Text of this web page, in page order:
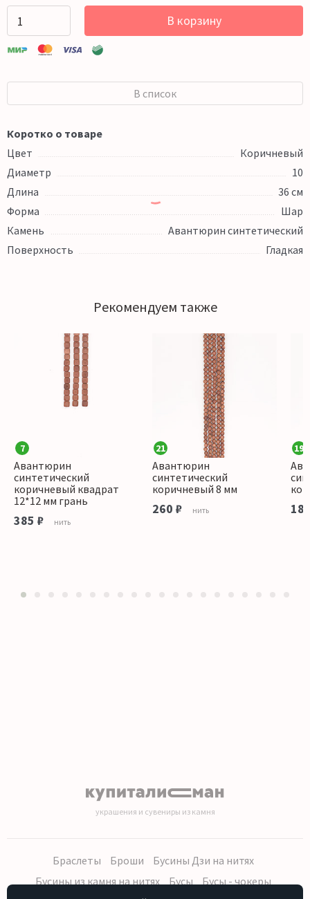
В корзину
В список
Коротко о товаре
Цвет
Коричневый
Диаметр
10
Длина
36 см
Форма
Шар
Камень
Авантюрин синтетический
Поверхность
Гладкая
Рекомендуем также
7
Авантюрин
синтетический
коричневый квадрат
12*12 мм грань
385 ₽ нить
21
Авантюрин
синтетический
коричневый 8 мм
260 ₽ нить
19
украшения и сувениры из камня
Браслеты Броши
Бусины Дзи на нитях
Бусины из камня на нитях
Бусы
Бусы - чокеры